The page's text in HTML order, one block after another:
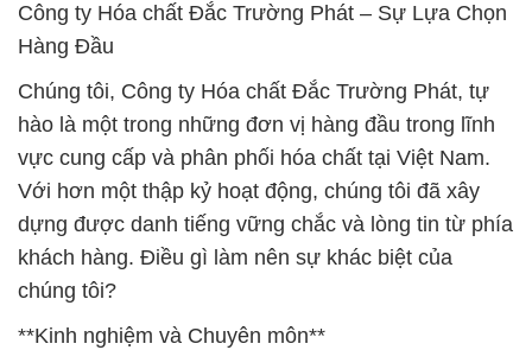
Công ty Hóa chất Đắc Trường Phát – Sự Lựa Chọn
Hàng Đầu
Chúng tôi, Công ty Hóa chất Đắc Trường Phát, tự
hào là một trong những đơn vị hàng đầu trong lĩnh
vực cung cấp và phân phối hóa chất tại Việt Nam.
Với hơn một thập kỷ hoạt động, chúng tôi đã xây
dựng được danh tiếng vững chắc và lòng tin từ phía
khách hàng. Điều gì làm nên sự khác biệt của
chúng tôi?
**Kinh nghiệm và Chuyên môn**